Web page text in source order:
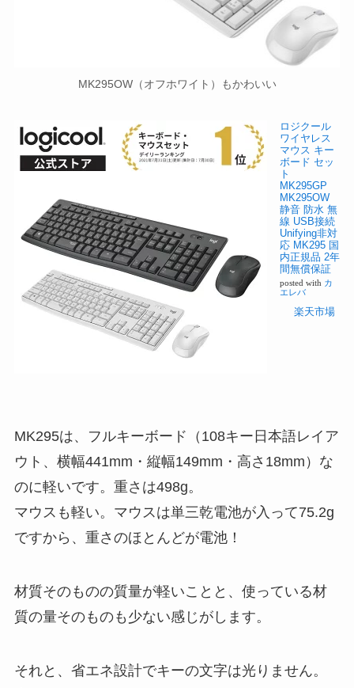
MK295OW（オフホワイト）もかわいい
ロジクール
ワイヤレス
マウス キー
ボード セッ
ト
MK295GP
MK295OW
静音 防水 無
線 USB接続
Unifying非対
応 MK295 国
内正規品 2年
間無償保証
posted with カ
エレバ
楽天市場
MK295は、フルキーボード（108キー日本語レイア
ウト、横幅441mm・縦幅149mm・高さ18mm）な
のに軽いです。重さは498g。
マウスも軽い。マウスは単三乾電池が入って75.2g
ですから、重さのほとんどが電池！
材質そのものの質量が軽いことと、使っている材
質の量そのものも少ない感じがします。
それと、省エネ設計でキーの文字は光りません。